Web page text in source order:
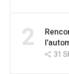
2 31